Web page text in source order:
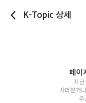
K-Topic 상세
페이
지
사라졌거
주